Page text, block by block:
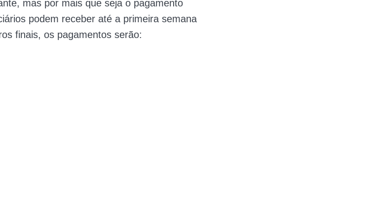
mas por mais que seja o pagamento
podem receber até a primeira semana
finais, os pagamentos serão: